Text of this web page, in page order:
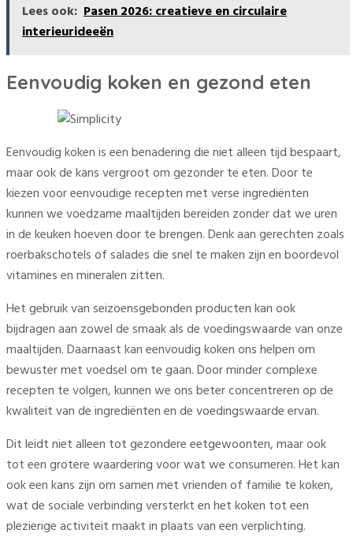
Lees ook: Pasen 2026: creatieve en circulaire
interieurideeën
Eenvoudig koken en gezond eten
Eenvoudig koken is een benadering die niet alleen tijd bespaart,
maar ook de kans vergroot om gezonder te eten. Door te
kiezen voor eenvoudige recepten met verse ingrediënten
kunnen we voedzame maaltijden bereiden zonder dat we uren
in de keuken hoeven door te brengen. Denk aan gerechten zoals
roerbakschotels of salades die snel te maken zijn en boordevol
vitamines en mineralen zitten.
Het gebruik van seizoensgebonden producten kan ook
bijdragen aan zowel de smaak als de voedingswaarde van onze
maaltijden. Daarnaast kan eenvoudig koken ons helpen om
bewuster met voedsel om te gaan. Door minder complexe
recepten te volgen, kunnen we ons beter concentreren op de
kwaliteit van de ingrediënten en de voedingswaarde ervan.
Dit leidt niet alleen tot gezondere eetgewoonten, maar ook
tot een grotere waardering voor wat we consumeren. Het kan
ook een kans zijn om samen met vrienden of familie te koken,
wat de sociale verbinding versterkt en het koken tot een
plezierige activiteit maakt in plaats van een verplichting.